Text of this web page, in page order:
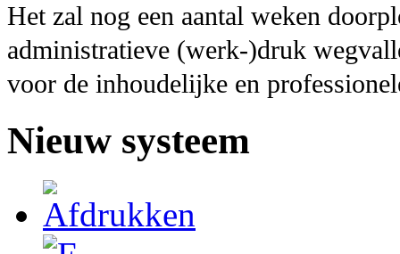
Het zal nog een aantal weken
administratieve (werk-)druk
voor de inhoudelijke en
Nieuw systeem